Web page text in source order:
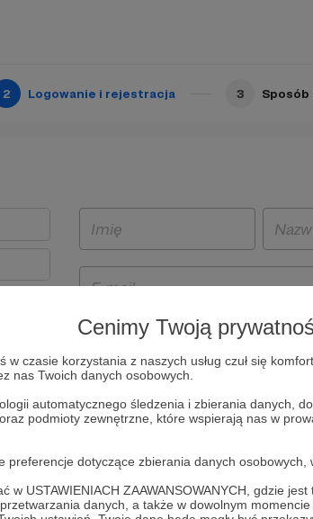
Cenimy Twoją
w czasie korzystania z naszych usług czuł się
nas Twoich danych osobowych.
automatycznego śledzenia i zbierania danych,
podmioty zewnętrzne, które wspierają nas w
dotyczące zbierania danych osobowych,
w USTAWIENIACH ZAAWANSOWANYCH, gdzie
danych, a także w dowolnym
2 Logowanie i rejestracja 3 Sposób
i
będą
z
prawo
Politykę Prywatności
* Wyrażam zgodę na przetwarzanie